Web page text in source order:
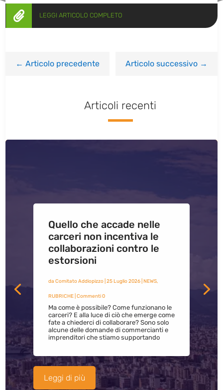
 LEGGI ARTICOLO COMPLETO
←Articolo precedente Articolo successivo→
Articoli recenti
Quello che accade nelle
carceri non incentiva le
collaborazioni contro le
estorsioni
da Comitato Addiopizzo| 25 Luglio 2026| NEWS,
RUBRICHE| Commenti 0
Ma come è possibile? Come funzionano le
carceri? E alla luce di ciò che emerge come
fate a chiederci di collaborare? Sono solo
alcune delle domande di commercianti e
imprenditori che stiamo supportando
Leggi di più